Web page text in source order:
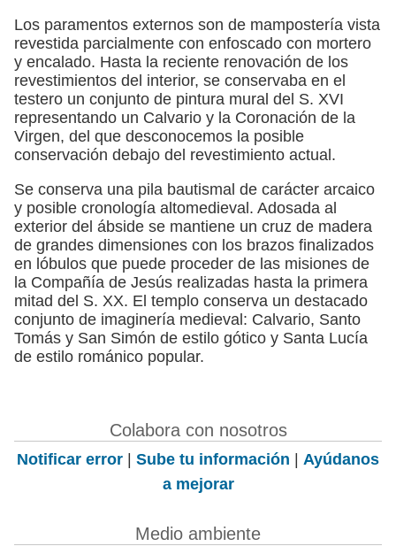
Los paramentos externos son de mampostería vista
revestida parcialmente con enfoscado con mortero
y encalado. Hasta la reciente renovación de los
revestimientos del interior, se conservaba en el
testero un conjunto de pintura mural del S. XVI
representando un Calvario y la Coronación de la
Virgen, del que desconocemos la posible
conservación debajo del revestimiento actual.
Se conserva una pila bautismal de carácter arcaico
y posible cronología altomedieval. Adosada al
exterior del ábside se mantiene un cruz de madera
de grandes dimensiones con los brazos finalizados
en lóbulos que puede proceder de las misiones de
la Compañía de Jesús realizadas hasta la primera
mitad del S. XX. El templo conserva un destacado
conjunto de imaginería medieval: Calvario, Santo
Tomás y San Simón de estilo gótico y Santa Lucía
de estilo románico popular.
Colabora con nosotros
Notificar error | Sube tu información | Ayúdanos
a mejorar
Medio ambiente